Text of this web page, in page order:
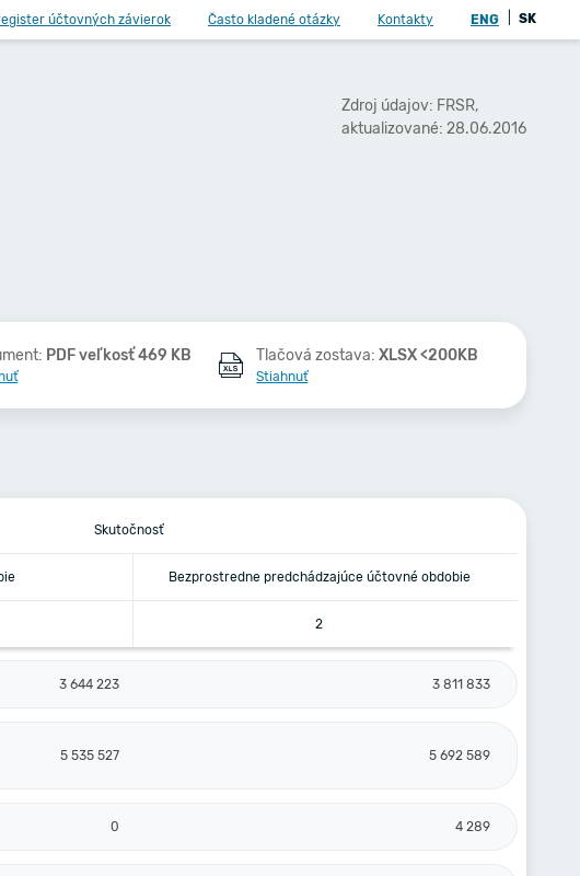
účtovných závierok Často kladené otázky Kontakty ENG SK
Zdroj údajov: FRSR,
aktualizované: 28.06.2016
PDF veľkosť 469 KB Tlačová zostava:XLSX <200KB
Stiahnuť
Skutočnosť
Bezprostredne predchádzajúce účtovné obdobie
2
3 644 223 3 811 833
5 535 527 5 692 589
0 4 289